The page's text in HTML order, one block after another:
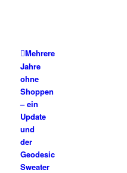
Mehrere
Jahre
ohne
Shoppen
– ein
Update
und
der
Geodesic
Sweater